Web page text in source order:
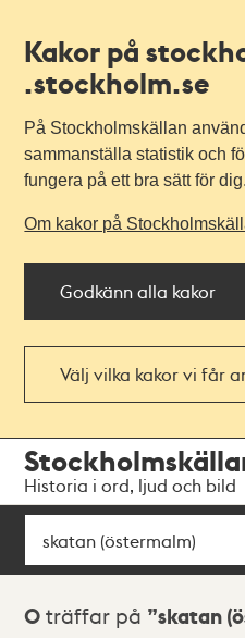
Kakor på
.stockholm.se
På Stockholmskällan
sammanställa statistik och
fungera på ett bra sätt för dig.
Om kakor på
Godkänn alla kakor
Välj vilka kakor vi får
navigationen
huvudinnehållet
Historia i ord, ljud och bild
Sök
Sökresultat
0 träffar på skatan